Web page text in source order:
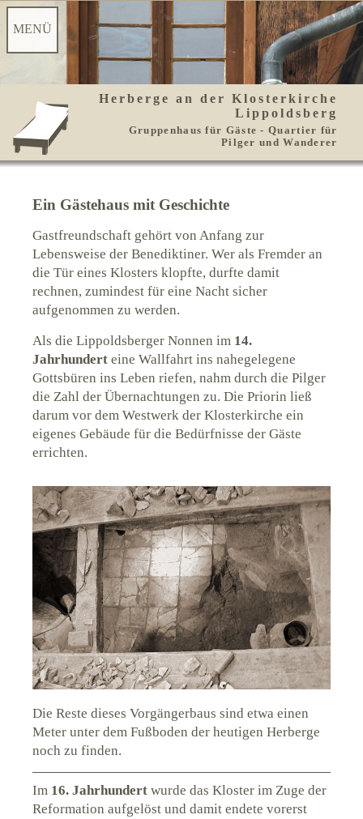
MENÜ
Startseite Konzept
Ausstattung Bilder
Seminare
Buchen Gästebuch
Kontakt Datenschutz
Geschichte Umgebung
Pilgerwege Anrufen
Herberge an der Klosterkirche
Lippoldsberg
Gruppenhaus für Gäste - Quartier für
Pilger und Wanderer
Ein Gästehaus mit Geschichte
Gastfreundschaft gehört von Anfang zur
Lebensweise der Benediktiner. Wer als Fremder an
die Tür eines Klosters klopfte, durfte damit
rechnen, zumindest für eine Nacht sicher
aufgenommen zu werden.
Als die Lippoldsberger Nonnen im 14.
Jahrhundert eine Wallfahrt ins nahegelegene
Gottsbüren ins Leben riefen, nahm durch die Pilger
die Zahl der Übernachtungen zu. Die Priorin ließ
darum vor dem Westwerk der Klosterkirche ein
eigenes Gebäude für die Bedürfnisse der Gäste
errichten.
Die Reste dieses Vorgängerbaus sind etwa einen
Meter unter dem Fußboden der heutigen Herberge
noch zu finden.
Im 16. Jahrhundert wurde das Kloster im Zuge der
Reformation aufgelöst und damit endete vorerst